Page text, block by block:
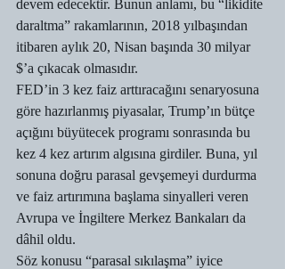
devem edecektir. Bunun anlamı, bu “likidite
daraltma” rakamlarının, 2018 yılbaşından
itibaren aylık 20, Nisan başında 30 milyar
$’a çıkacak olmasıdır.
FED’in 3 kez faiz arttıracağını senaryosuna
göre hazırlanmış piyasalar, Trump’ın bütçe
açığını büyütecek programı sonrasında bu
kez 4 kez artırım algısına girdiler. Buna, yıl
sonuna doğru parasal gevşemeyi durdurma
ve faiz artırımına başlama sinyalleri veren
Avrupa ve İngiltere Merkez Bankaları da
dâhil oldu.
Söz konusu “parasal sıkılaşma” iyice